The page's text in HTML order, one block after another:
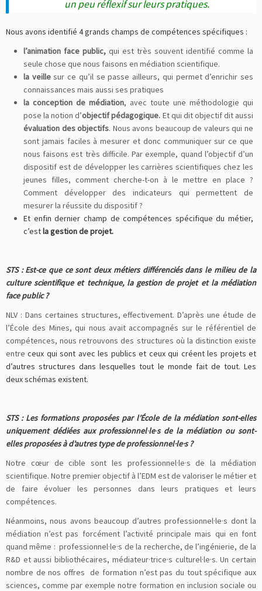
un peu réflexif sur leurs pratiques.
Nous avons identifié 4 grands champs de compétences spécifiques :
l’animation face public, qui est très souvent identifié comme la
seule chose que nous faisons en médiation scientifique.
la veillesur ce qu’il se passe ailleurs, qui permet d’enrichir ses
connaissances mais aussi ses pratiques
la conception de médiation, avec toute une méthodologie qui
pose la notion d’objectif pédagogique. Et qui dit objectif dit aussi
évaluation des objectifs. Nous avons beaucoup de valeurs qui ne
sont jamais faciles à mesurer et donc communiquer sur ce que
nous faisons est très difficile. Par exemple, quand l’objectif d’un
dispositif est de développer les carrières scientifiques chez les
jeunes filles, comment cherche-t-on à le mettre en place ?
Comment développer des indicateurs qui permettent de
mesurer la réussite du dispositif ?
Et enfin dernier champ de compétences spécifique du métier,
c’estla gestion de projet.
STS : Est-ce que ce sont deux métiers différenciés dans le milieu de la
culture scientifique et technique, la gestion de projet et la médiation
face public ?
NLV : Dans certaines structures, effectivement. D’après une étude de
l’École des Mines, qui nous avait accompagnés sur le référentiel de
compétences, nous retrouvons des structures où la distinction existe
entreceux qui sont avec les publics et ceux qui créent les projets et
d’autres structures dans lesquelles tout le monde fait de tout. Les
deux schémas existent.
STS : Les formations proposées par l’École de la médiation sont-elles
uniquement dédiées aux professionnel·le·s de la médiation ou sont-
elles proposées à d’autres type de professionnel·le·s ?
Notre cœur de cible sont les professionnel·le·s de la médiation
scientifique. Notre premier objectif à l’EDM est de valoriser le métier et
de faire évoluer les personnes dans leurs pratiques et leurs
compétences.
Néanmoins, nous avons beaucoup d’autres professionnel·le·s dont la
médiation n’est pas forcément l’activité principale mais qui en font
quand même : professionnel·le·s de la recherche, de l’ingénierie, de la
R&D et aussi bibliothécaires, médiateur·trice·s culturel·le·s. Un certain
nombre de nos offres de formation n’est pas du tout spécifique aux
sciences, comme par exemple notre formation en inclusion sociale ou